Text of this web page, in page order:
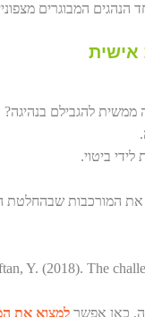
המבוגרים
אישית
להגבילם בנהיגה?
ביטוי.
המורכבות שבהחלטת
כאן אפשר למצוא את